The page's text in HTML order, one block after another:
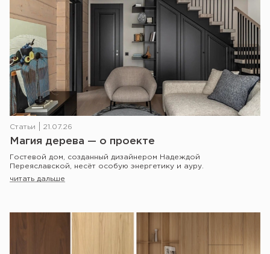
Статьи 21.07.26
Магия дерева — о проекте
Гостевой дом, созданный дизайнером Надеждой
Переяславской, несёт особую энергетику и ауру.
читать дальше